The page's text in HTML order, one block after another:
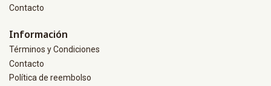
Contacto
Información
Términos y Condiciones
Contacto
Política de reembolso